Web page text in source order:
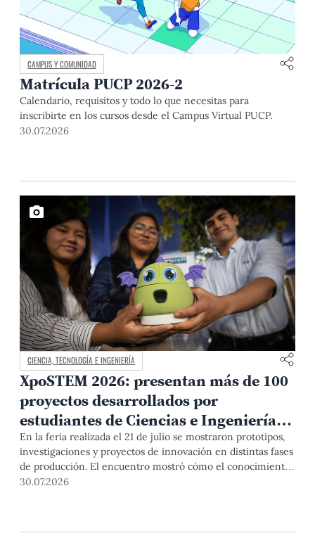
CAMPUS Y COMUNIDAD
Matrícula PUCP 2026-2
Calendario, requisitos y todo lo que necesitas para
inscribirte en los cursos desde el Campus Virtual PUCP.
30.07.2026
CIENCIA, TECNOLOGÍA E INGENIERÍA
XpoSTEM 2026: presentan más de 100
proyectos desarrollados por
estudiantes de Ciencias e Ingeniería
PUCP orientados a atender
necesidades del país
En la feria realizada el 21 de julio se mostraron prototipos,
investigaciones y proyectos de innovación en distintas fases
de producción. El encuentro mostró cómo el conocimiento
adquirido en las aulas puede responder a desafíos concretos
30.07.2026